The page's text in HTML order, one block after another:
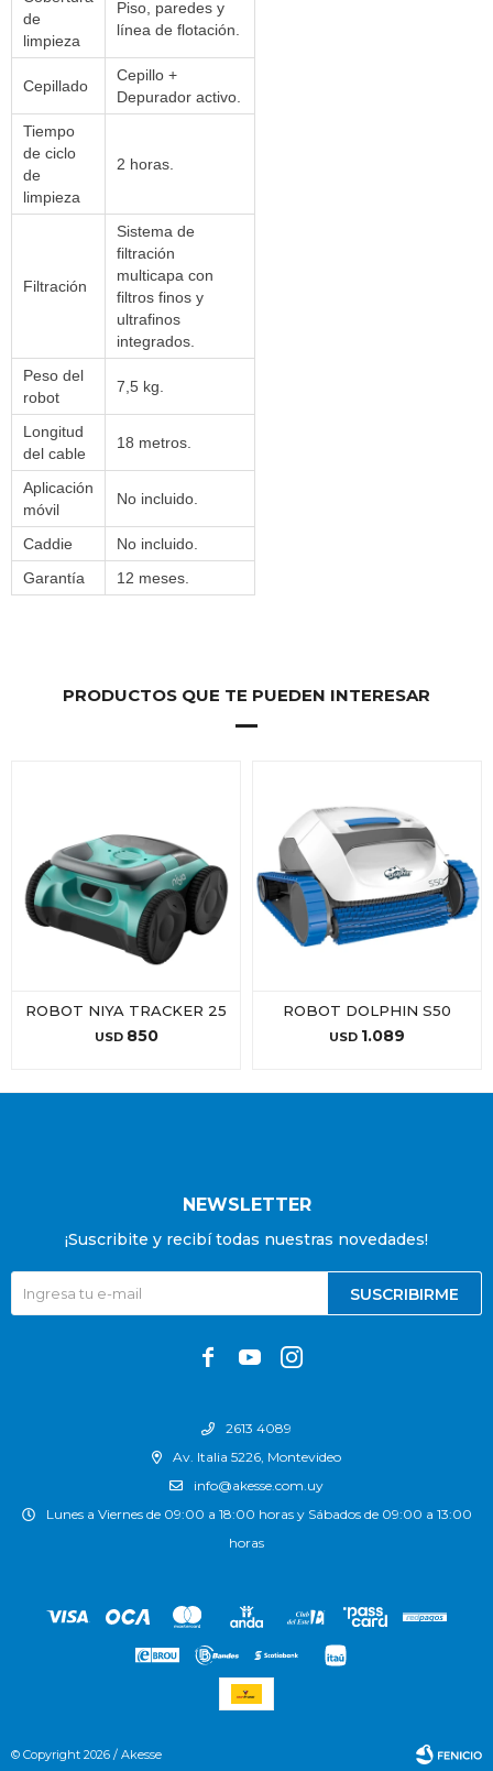
de
limpieza
Piso, paredes y
línea de flotación.
Cepillado
Cepillo +
Depurador activo.
Tiempo
de ciclo
de
limpieza
2 horas.
Filtración
Sistema de
filtración
multicapa con
filtros finos y
ultrafinos
integrados.
Peso del
robot
7,5 kg.
Longitud
del cable
18 metros.
Aplicación
móvil
No incluido.
Caddie
No incluido.
Garantía
12 meses.
PRODUCTOS QUE TE PUEDEN INTERESAR
ROBOT NIYA TRACKER 25
USD 850
ROBOT DOLPHIN S50
USD 1.089
2613 4089
Av. Italia 5226, Montevideo
info@akesse.com.uy
Lunes a Viernes de 09:00 a 18:00 horas y Sábados de 09:00 a 13:00
horas
NEWSLETTER
¡Suscribite y recibí todas nuestras novedades!
SUSCRIBIRME
  
© Copyright 2026 / Akesse